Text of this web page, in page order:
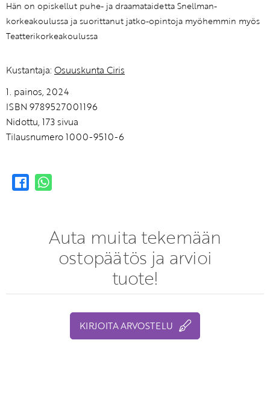
Hän on opiskellut puhe- ja draamataidetta Snellman-
korkeakoulussa ja suorittanut jatko-opintoja myöhemmin myös
Teatterikorkeakoulussa
Kustantaja: Osuuskunta Ciris
1. painos, 2024
ISBN 9789527001196
Nidottu, 173 sivua
Tilausnumero 1000-9510-6
Auta muita tekemään
ostopäätös ja arvioi
tuote!
KIRJOITA ARVOSTELU